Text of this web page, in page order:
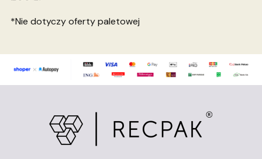
*Nie dotyczy oferty paletowej